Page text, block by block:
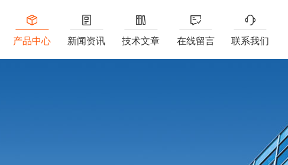
产品中心 新闻资讯 技术文章 在线留言 联系我们